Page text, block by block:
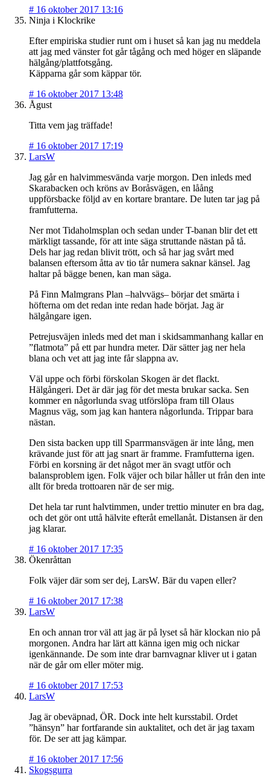
# 16 oktober 2017 13:16
Ninja i Klockrike
Efter empiriska studier runt om i huset så kan jag nu meddela
att jag med vänster fot går tågång och med höger en släpande
hälgång/plattfotsgång.
Käpparna går som käppar tör.
# 16 oktober 2017 13:48
Ågust
Titta vem jag träffade!
# 16 oktober 2017 17:19
LarsW
Jag går en halvimmesvända varje morgon. Den inleds med
Skarabacken och kröns av Boråsvägen, en låång
uppförsbacke följd av en kortare brantare. De luten tar jag på
framfutterna.
Ner mot Tidaholmsplan och sedan under T-banan blir det ett
märkligt tassande, för att inte säga struttande nästan på tå.
Dels har jag redan blivit trött, och så har jag svårt med
balansen eftersom åtta av tio tår numera saknar känsel. Jag
haltar på bägge benen, kan man säga.
På Finn Malmgrans Plan –halvvägs– börjar det smärta i
höfterna om det redan inte redan hade börjat. Jag är
hälgångare igen.
Petrejusväjen inleds med det man i skidsammanhang kallar en
”flatmota” på ett par hundra meter. Där sätter jag ner hela
blana och vet att jag inte får slappna av.
Väl uppe och förbi förskolan Skogen är det flackt.
Hälgångeri. Det är där jag för det mesta brukar sacka. Sen
kommer en någorlunda svag utförslöpa fram till Olaus
Magnus väg, som jag kan hantera någorlunda. Trippar bara
nästan.
Den sista backen upp till Sparrmansvägen är inte lång, men
krävande just för att jag snart är framme. Framfutterna igen.
Förbi en korsning är det något mer än svagt utför och
balansproblem igen. Folk väjer och bilar håller ut från den inte
allt för breda trottoaren när de ser mig.
Det hela tar runt halvtimmen, under trettio minuter en bra dag,
och det gör ont uttå hälvite efteråt emellanåt. Distansen är den
jag klarar.
# 16 oktober 2017 17:35
Ökenråttan
Folk väjer där som ser dej, LarsW. Bär du vapen eller?
# 16 oktober 2017 17:38
LarsW
En och annan tror väl att jag är på lyset så här klockan nio på
morgonen. Andra har lärt att känna igen mig och nickar
igenkännande. De som inte drar barnvagnar kliver ut i gatan
när de går om eller möter mig.
# 16 oktober 2017 17:53
LarsW
Jag är obeväpnad, ÖR. Dock inte helt kursstabil. Ordet
”hänsyn” har fortfarande sin auktalitet, och det är jag taxam
för. De ser att jag kämpar.
# 16 oktober 2017 17:56
Skogsgurra